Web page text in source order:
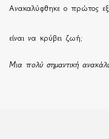
Ανακαλύφθηκε ο πρώτος
είναι να κρύβει ζωή;
Μια πολύ σημαντική